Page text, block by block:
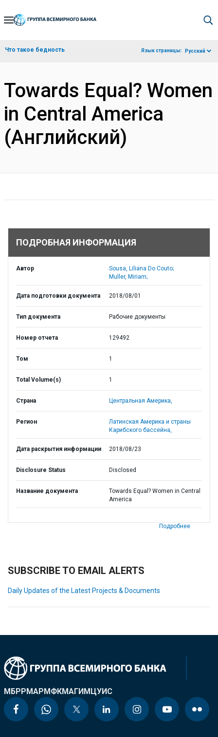
Skip
Navigation
Что такое бедность Язык страницы: Русский
Towards Equal? Women
in Central America
(Английский)
ПОДРОБНАЯ ИНФОРМАЦИЯ
Автор
Sousa, Liliana Do Couto;
Muller, Miriam;
Дата подготовки документа 2018/08/01
Тип документа Рабочие документы
Номер отчета 129492
Том 1
Total Volume(s) 1
Страна Центральная Америка,
Регион
Латинская Америка и страны
Карибского бассейна,
Дата раскрытия информации 2018/08/23
Disclosure Status Disclosed
Название документа
Towards Equal? Women in Central
America
Подробнее
SUBSCRIBE TO EMAIL ALERTS
Daily Updates of the Latest Projects & Documents
МБРРМАРМФКМАГИМЦУИС